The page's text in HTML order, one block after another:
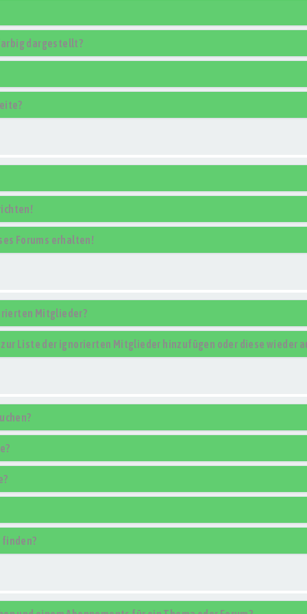
dargestellt?
Forums erhalten!
Mitglieder?
Liste der ignorierten Mitglieder hinzufügen oder diese wieder
finden?